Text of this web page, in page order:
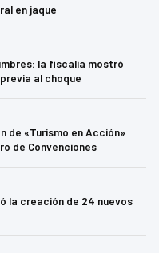
en jaque
la fiscalía mostró
al choque
de «Turismo en Acción»
de Convenciones
la creación de 24 nuevos